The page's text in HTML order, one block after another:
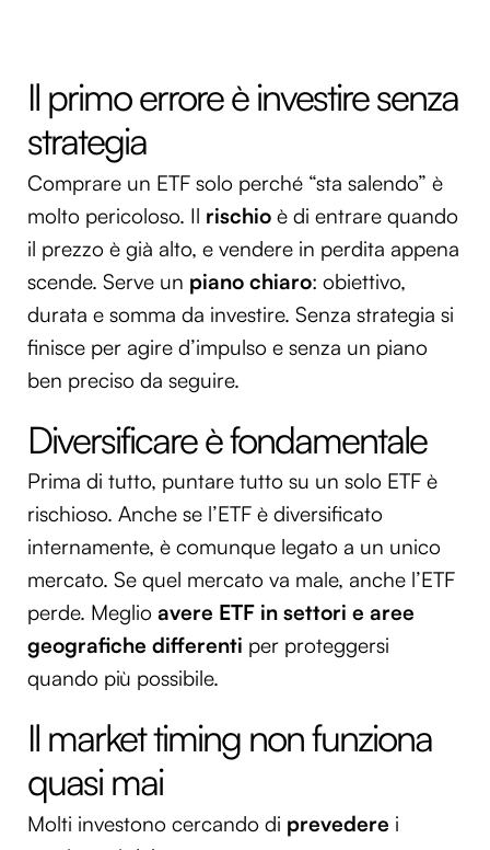
Il primo errore è investire senza
strategia
Comprare un ETF solo perché “sta salendo” è
molto pericoloso. Il rischio è di entrare quando
il prezzo è già alto, e vendere in perdita appena
scende. Serve un piano chiaro: obiettivo,
durata e somma da investire. Senza strategia si
finisce per agire d’impulso e senza un piano
ben preciso da seguire.
Diversificare è fondamentale
Prima di tutto, puntare tutto su un solo ETF è
rischioso. Anche se l’ETF è diversificato
internamente, è comunque legato a un unico
mercato. Se quel mercato va male, anche l’ETF
perde. Meglio avere ETF in settori e aree
geografiche differenti per proteggersi
quando più possibile.
Il market timing non funziona
quasi mai
Molti investono cercando di prevedere i